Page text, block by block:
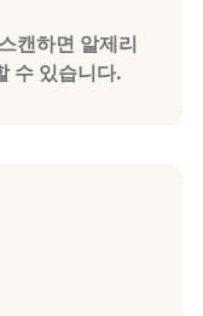
캔하면 알제리
수 있습니다.